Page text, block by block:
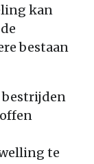
kan
bestaan
te